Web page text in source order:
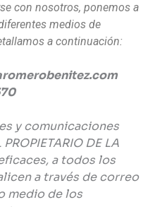
con nosotros, ponemos a
medios de
a continuación:
y comunicaciones
DE LA
a todos los
a través de correo
medio de los